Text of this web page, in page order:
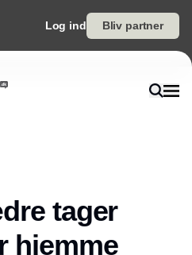
Log ind Bliv partner
tager
hjemme